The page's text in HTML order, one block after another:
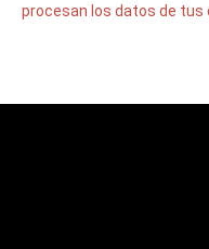
procesan los datos de tus